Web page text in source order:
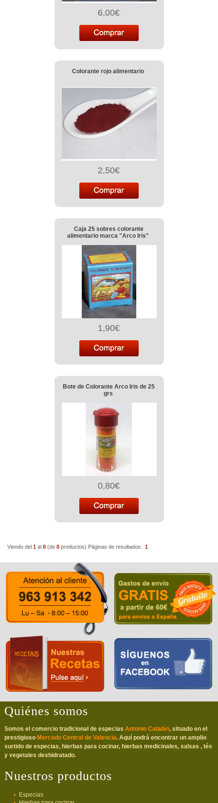
6,00€
Colorante rojo alimentario
2,50€
Caja 25 sobres colorante
alimentario marca "Arco Iris"
1,90€
Bote de Colorante Arco Iris de 25
grs
0,80€
Viendo del 1 al 8 (de 8 productos) Páginas de resultados: 1
Quiénes somos
Somos el comercio tradicional de especias Antonio Catalán, situado en el
prestigioso Mercado Central de Valencia. Aquí podrá encontrar un amplio
surtido de especias, hierbas para cocinar, hierbas medicinales, salsas , tés
y vegetales deshidratado.
Nuestros productos
Especias